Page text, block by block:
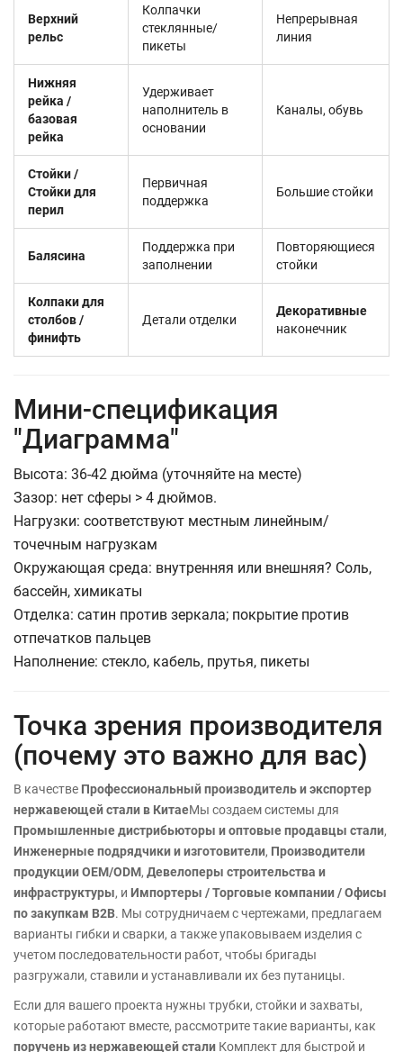
Верхний
рельс
Колпачки
стеклянные/
пикеты
Непрерывная
линия
Нижняя
рейка /
базовая
рейка
Удерживает
наполнитель в
основании
Каналы, обувь
Стойки /
Стойки для
перил
Первичная
поддержка
Большие стойки
Балясина
Поддержка при
заполнении
Повторяющиеся
стойки
Колпаки для
столбов /
финифть
Детали отделки
Декоративные
наконечник
Мини-спецификация
"Диаграмма"
Высота: 36-42 дюйма (уточняйте на месте)
Зазор: нет сферы > 4 дюймов.
Нагрузки: соответствуют местным линейным/
точечным нагрузкам
Окружающая среда: внутренняя или внешняя? Соль,
бассейн, химикаты
Отделка: сатин против зеркала; покрытие против
отпечатков пальцев
Наполнение: стекло, кабель, прутья, пикеты
Точка зрения производителя
(почему это важно для вас)
В качестве Профессиональный производитель и экспортер
нержавеющей стали в КитаеМы создаем системы для
Промышленные дистрибьюторы и оптовые продавцы стали,
Инженерные подрядчики и изготовители, Производители
продукции OEM/ODM, Девелоперы строительства и
инфраструктуры, и Импортеры / Торговые компании / Офисы
по закупкам B2B. Мы сотрудничаем с чертежами, предлагаем
варианты гибки и сварки, а также упаковываем изделия с
учетом последовательности работ, чтобы бригады
разгружали, ставили и устанавливали их без путаницы.
Если для вашего проекта нужны трубки, стойки и захваты,
которые работают вместе, рассмотрите такие варианты, как
поручень из нержавеющей стали Комплект для быстрой и